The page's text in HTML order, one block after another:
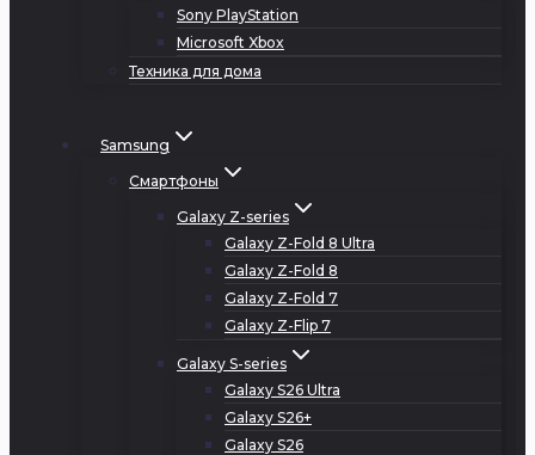
Sony PlayStation
Microsoft Xbox
Техника для дома
Samsung
Смартфоны
Galaxy Z-series
Galaxy Z-Fold 8 Ultra
Galaxy Z-Fold 8
Galaxy Z-Fold 7
Galaxy Z-Flip 7
Galaxy S-series
Galaxy S26 Ultra
Galaxy S26+
Galaxy S26